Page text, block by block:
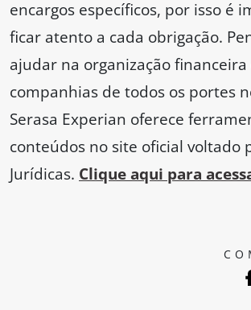
encargos específicos, por isso é
ficar atento a cada obrigação.
ajudar na organização financeira
companhias de todos os portes
Serasa Experian oferece
conteúdos no site oficial voltado
Jurídicas. Clique aqui para